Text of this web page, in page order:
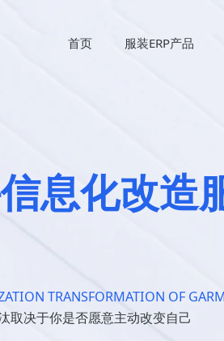
首页 服装ERP产品
息化改造
TRANSFORMATION OF
取决于你是否愿意主动改变自己